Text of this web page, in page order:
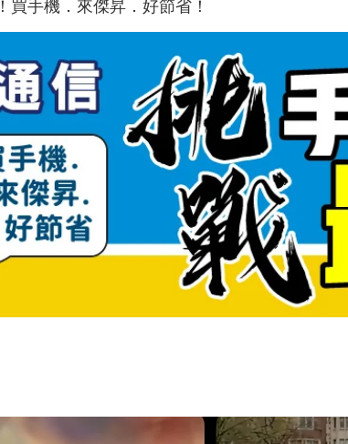
！買手機．來傑昇．好節省！